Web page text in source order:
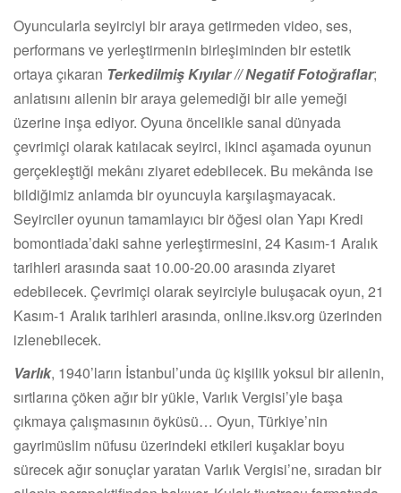
Oyuncularla seyirciyi bir araya getirmeden video, ses,
performans ve yerleştirmenin birleşiminden bir estetik
ortaya çıkaran Terkedilmiş Kıyılar // Negatif Fotoğraflar;
anlatısını ailenin bir araya gelemediği bir aile yemeği
üzerine inşa ediyor. Oyuna öncelikle sanal dünyada
çevrimiçi olarak katılacak seyirci, ikinci aşamada oyunun
gerçekleştiği mekânı ziyaret edebilecek. Bu mekânda ise
bildiğimiz anlamda bir oyuncuyla karşılaşmayacak.
Seyirciler oyunun tamamlayıcı bir öğesi olan Yapı Kredi
bomontiada’daki sahne yerleştirmesini, 24 Kasım-1 Aralık
tarihleri arasında saat 10.00-20.00 arasında ziyaret
edebilecek. Çevrimiçi olarak seyirciyle buluşacak oyun, 21
Kasım-1 Aralık tarihleri arasında, online.iksv.org üzerinden
izlenebilecek.
Varlık, 1940’ların İstanbul’unda üç kişilik yoksul bir ailenin,
sırtlarına çöken ağır bir yükle, Varlık Vergisi’yle başa
çıkmaya çalışmasının öyküsü… Oyun, Türkiye’nin
gayrimüslim nüfusu üzerindeki etkileri kuşaklar boyu
sürecek ağır sonuçlar yaratan Varlık Vergisi’ne, sıradan bir